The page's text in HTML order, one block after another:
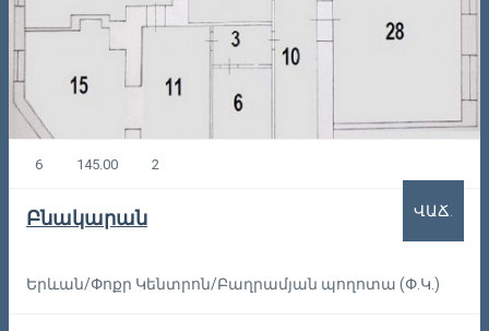
6 145.00 2
Բնակարան
Երևան/Փոքր Կենտրոն/Բաղրամյան պողոտա (Փ.Կ.)
ՎԱՃ.